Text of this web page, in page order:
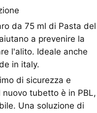
da 75 ml di Pasta del
a prevenire la
l'alito. Ideale anche
in italy.
di sicurezza e
tubetto è in PBL,
Una soluzione di